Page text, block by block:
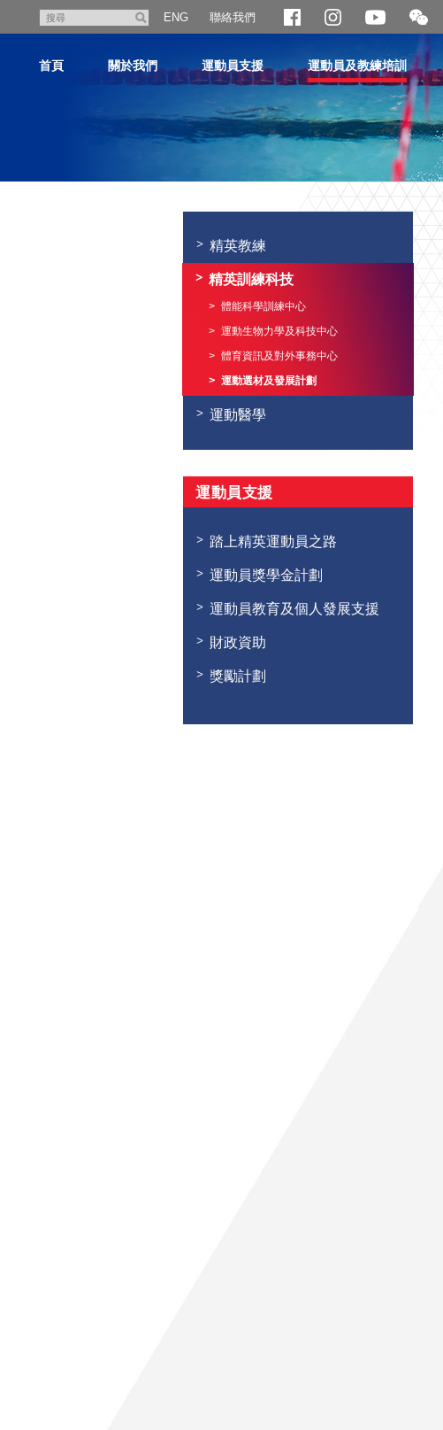
尋
ENG 聯絡我們
開
合
信
二
維
碼
首頁 關於我們 運動員支援 運動員及教練培訓
精英教練
精英訓練科技
體能科學訓練中心
運動生物力學及科技中心
體育資訊及對外事務中心
運動選材及發展計劃
運動醫學
運動員支援
踏上精英運動員之路
運動員獎學金計劃
運動員教育及個人發展支援
財政資助
獎勵計劃